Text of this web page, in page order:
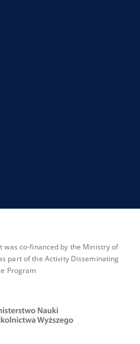
was co-financed by the Ministry of
part of the Activity Disseminating
Program